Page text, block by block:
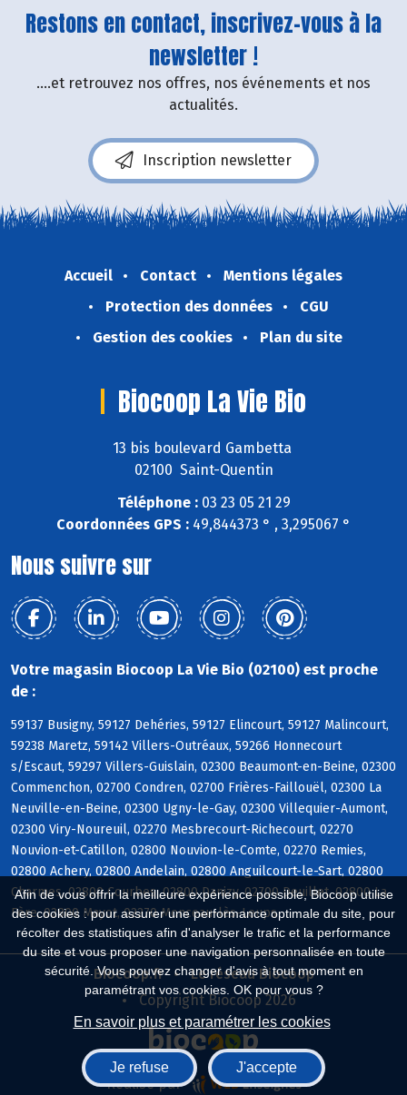
Afin de vous offrir la meilleure expérience possible, Biocoop utilise
des cookies : pour assurer une performance optimale du site, pour
récolter des statistiques afin d'analyser le trafic et la performance
du site et vous proposer une navigation personnalisée en toute
sécurité. Vous pouvez changer d'avis à tout moment en
paramétrant vos cookies. OK pour vous ?
En savoir plus et paramétrer les cookies
Je refuse J'accepte
Restons en contact, inscrivez-vous à la
newsletter !
....et retrouvez nos offres, nos événements et nos
actualités.
Inscription newsletter
Accueil Contact
Mentions légales
Protection des données
CGU
Gestion des cookies
Plan du site
Biocoop La Vie Bio
13 bis boulevard Gambetta
02100 Saint-Quentin
Téléphone :03 23 05 21 29
Coordonnées GPS : 49,844373 ° , 3,295067 °
Nous suivre sur
Votre magasin Biocoop La Vie Bio (02100) est proche
de :
59137 Busigny, 59127 Dehéries, 59127 Elincourt, 59127 Malincourt,
59238 Maretz, 59142 Villers-Outréaux, 59266 Honnecourt
s/Escaut, 59297 Villers-Guislain, 02300 Beaumont-en-Beine, 02300
Commenchon, 02700 Condren, 02700 Frières-Faillouël, 02300 La
Neuville-en-Beine, 02300 Ugny-le-Gay, 02300 Villequier-Aumont,
02300 Viry-Noureuil, 02270 Mesbrecourt-Richecourt, 02270
Nouvion-et-Catillon, 02800 Nouvion-le-Comte, 02270 Remies,
02800 Achery, 02800 Andelain, 02800 Anguilcourt-le-Sart, 02800
Charmes, 02800 Courbes, 02800 Danizy, 02700 Deuillet, 02800 La
Fère, 02800 Mayot, 02270 Monceau-lès-Leups
Biocoop.fr
Le réseau Biocoop
Copyright Biocoop 2026
Réalisé par